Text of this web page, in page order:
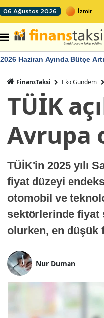
06 Ağustos 2026
2026 Haziran Ayında Bütçe
FinansTaksi Eko Gündem
TÜİK
Avrupa
TÜİK'in 2025 yılı
fiyat düzeyi
otomobil ve
sektörlerinde fiyat
olurken, en düşük
Nur Duman